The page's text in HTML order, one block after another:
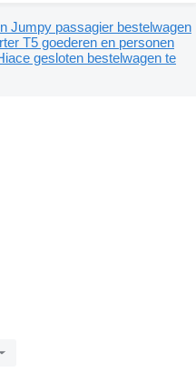
Jumpy passagier bestelwagen
T5 goederen en personen
gesloten bestelwagen te